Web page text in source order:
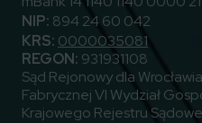
NIP: 894 24 60 042
KRS: 0000035081
REGON: 931931108
Sąd Rejonowy dla
Fabrycznej VI Wydział
Krajowego Rejestru